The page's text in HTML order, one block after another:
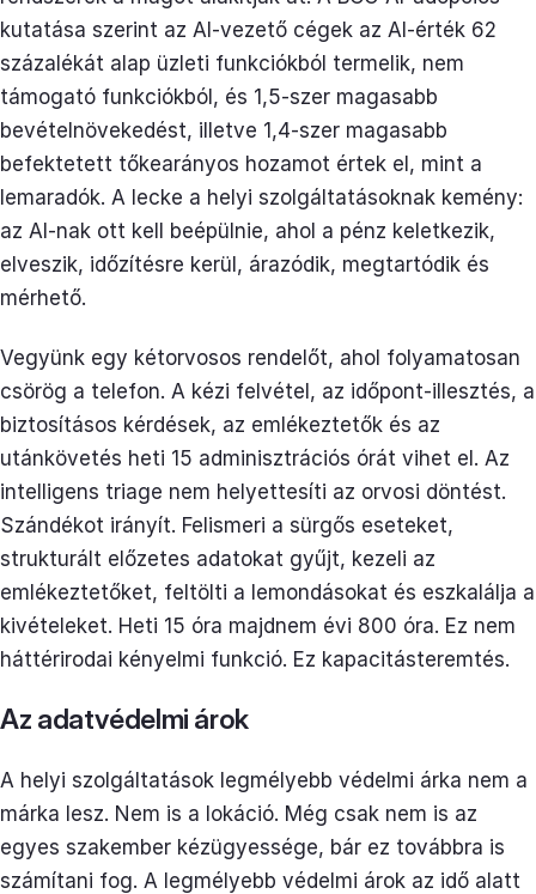
kutatása szerint az AI-vezető cégek az AI-érték 62
százalékát alap üzleti funkciókból termelik, nem
támogató funkciókból, és 1,5-szer magasabb
bevételnövekedést, illetve 1,4-szer magasabb
befektetett tőkearányos hozamot értek el, mint a
lemaradók. A lecke a helyi szolgáltatásoknak kemény:
az AI-nak ott kell beépülnie, ahol a pénz keletkezik,
elveszik, időzítésre kerül, árazódik, megtartódik és
mérhető.
Vegyünk egy kétorvosos rendelőt, ahol folyamatosan
csörög a telefon. A kézi felvétel, az időpont-illesztés, a
biztosításos kérdések, az emlékeztetők és az
utánkövetés heti 15 adminisztrációs órát vihet el. Az
intelligens triage nem helyettesíti az orvosi döntést.
Szándékot irányít. Felismeri a sürgős eseteket,
strukturált előzetes adatokat gyűjt, kezeli az
emlékeztetőket, feltölti a lemondásokat és eszkalálja a
kivételeket. Heti 15 óra majdnem évi 800 óra. Ez nem
háttérirodai kényelmi funkció. Ez kapacitásteremtés.
Az adatvédelmi árok
A helyi szolgáltatások legmélyebb védelmi árka nem a
márka lesz. Nem is a lokáció. Még csak nem is az
egyes szakember kézügyessége, bár ez továbbra is
számítani fog. A legmélyebb védelmi árok az idő alatt